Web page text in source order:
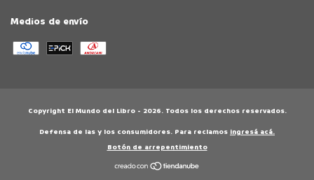
Medios de envío
Copyright El Mundo del Libro - 2026. Todos los derechos reservados.
Defensa de las y los consumidores. Para reclamos ingresá acá.
Botón de arrepentimiento